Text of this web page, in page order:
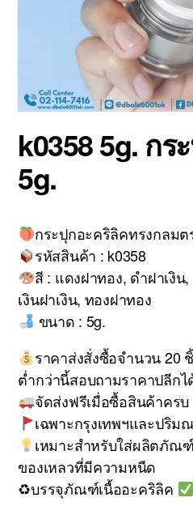
k0358 5g. กร
5g.
กระปุกอะคริลิคทรงกลมต
รหัสสินค้า : k0358
สี : แดงฝาทอง, ดำฝาเงิน
เงินฝาเงิน, ทองฝาทอง
ขนาด : 5g.
ราคาส่งสั่งซื้อจำนวน 20
ต่ำกว่านี้สอบถามราคาปลีกไ
จัดส่งฟรีเมื่อซื้อสินค้าคร
เฉพาะกรุงเทพฯและปริม
เหมาะสำหรับใส่ผลิตภัณ
ของเหลวที่มีความหนืด
♻บรรจุภัณฑ์เนื้ออะคริลิค